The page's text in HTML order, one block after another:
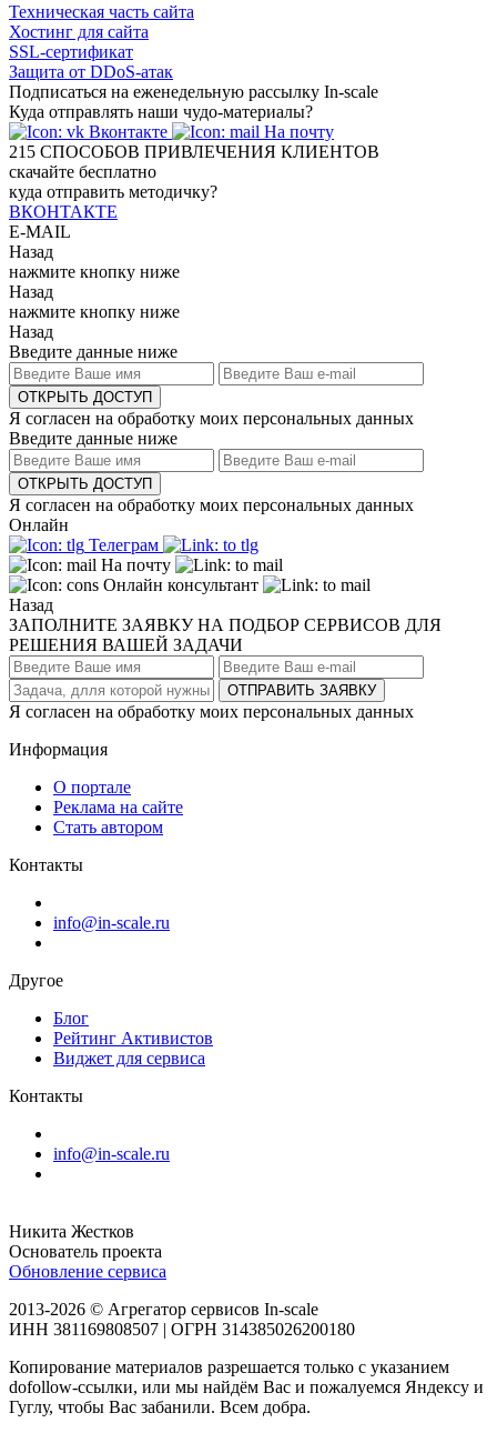
Техническая часть сайта
Хостинг для сайта
SSL-сертификат
Защита от DDoS-атак
Подписаться на еженедельную рассылку In-scale
Куда отправлять наши чудо-материалы?
Вконтакте
На почту
215 СПОСОБОВ ПРИВЛЕЧЕНИЯ КЛИЕНТОВ
скачайте бесплатно
куда отправить методичку?
ВКОНТАКТЕ
E-MAIL
Назад
нажмите кнопку ниже
Назад
нажмите кнопку ниже
Назад
Введите данные ниже
ОТКРЫТЬ ДОСТУП
Я согласен на обработку моих персональных данных
Введите данные ниже
ОТКРЫТЬ ДОСТУП
Я согласен на обработку моих персональных данных
Онлайн
Телеграм
На почту
Онлайн консультант
Назад
ЗАПОЛНИТЕ ЗАЯВКУ НА ПОДБОР СЕРВИСОВ ДЛЯ
РЕШЕНИЯ ВАШЕЙ ЗАДАЧИ
ОТПРАВИТЬ ЗАЯВКУ
Я согласен на обработку моих персональных данных
Информация
О портале
Реклама на сайте
Стать автором
Контакты
info@in-scale.ru
Другое
Блог
Рейтинг Активистов
Виджет для сервиса
Контакты
info@in-scale.ru
Никита Жестков
Основатель проекта
Обновление сервиса
2013-2026 © Агрегатор сервисов In-scale
ИНН 381169808507 | ОГРН 314385026200180
Копирование материалов разрешается только с указанием
dofollow-ссылки, или мы найдём Вас и пожалуемся Яндексу и
Гуглу, чтобы Вас забанили. Всем добра.